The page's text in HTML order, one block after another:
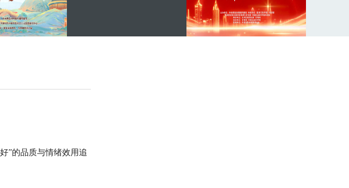
”的品质与情绪效用追